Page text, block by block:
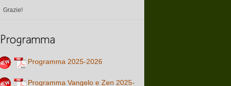
Grazie!
Programma 2025-2026
Programma Vangelo e Zen 2025-